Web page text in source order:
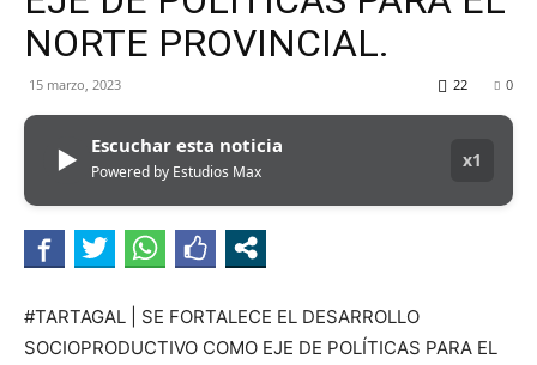
NORTE PROVINCIAL.
15 marzo, 2023 0
22
▶ Escuchar esta noticia
Powered by Estudios Max
x1
#TARTAGAL | SE FORTALECE EL DESARROLLO
SOCIOPRODUCTIVO COMO EJE DE POLÍTICAS PARA EL